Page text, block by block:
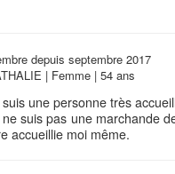
depuis septembre 2017
| Femme | 54 ans
une personne très
suis pas une marchande
accueillie moi même.